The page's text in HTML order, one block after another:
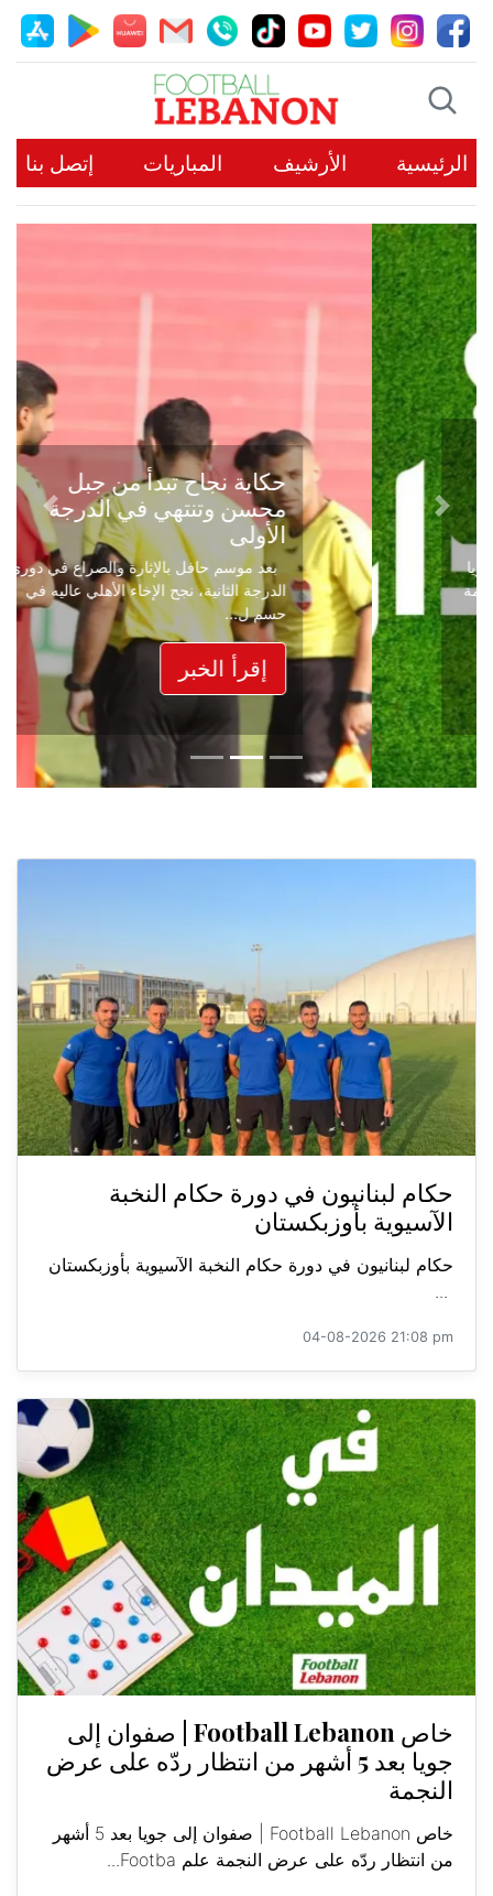
الرئيسية الأرشيف المباريات إتصل بنا
حكاية نجاح تبدأ من جبل
محسن وتنتهي في الدرجة
الأولى
بعد موسم حافل بالإثارة والصراع في دوري
الدرجة الثانية، نجح الإخاء الأهلي عاليه في
حسم ل...
إقرأ الخبر
Previous
Next
حكام لبنانيون في دورة حكام النخبة
الآسيوية بأوزبكستان
حكام لبنانيون في دورة حكام النخبة الآسيوية بأوزبكستان
...
04-08-2026 21:08 pm
خاص Football Lebanon | صفوان إلى
جويا بعد 5 أشهر من انتظار ردّه على عرض
النجمة
خاص Football Lebanon | صفوان إلى جويا بعد 5 أشهر
من انتظار ردّه على عرض النجمة علم Footba...